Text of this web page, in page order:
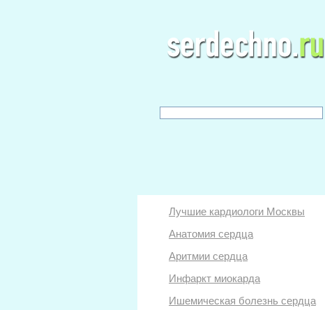
Лучшие кардиологи Москвы
Анатомия сердца
Аритмии сердца
Инфаркт миокарда
Ишемическая болезнь сердца